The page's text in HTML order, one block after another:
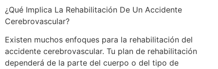
¿Qué Implica La Rehabilitación De Un Accidente
Cerebrovascular?
Existen muchos enfoques para la rehabilitación del
accidente cerebrovascular. Tu plan de rehabilitación
dependerá de la parte del cuerpo o del tipo de